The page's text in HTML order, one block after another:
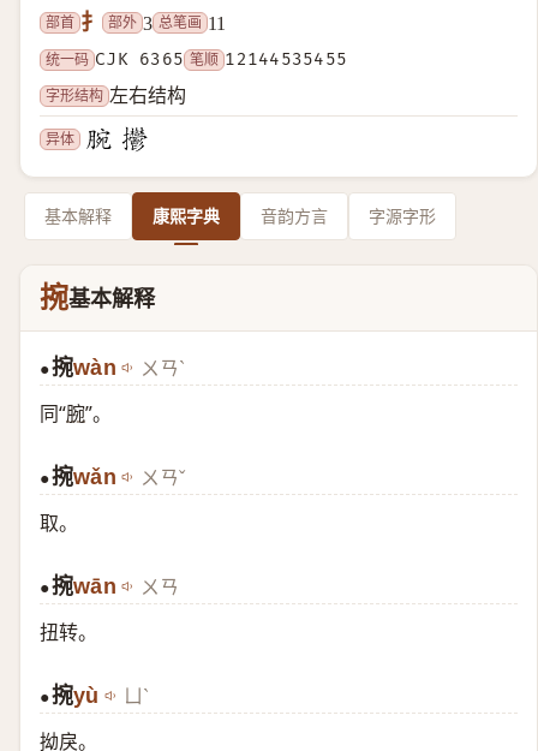
部首 扌 部外 3 总笔画 11
统一码 CJK 6365 笔顺 12144535455
字形结构 左右结构
异体
基本解释 康熙字典 音韵方言 字源字形
捥基本解释
●捥wàn ㄨㄢˋ
同“腕”。
●捥wǎn ㄨㄢˇ
取。
●捥wān ㄨㄢ
扭转。
●捥yù ㄩˋ
拗戾。